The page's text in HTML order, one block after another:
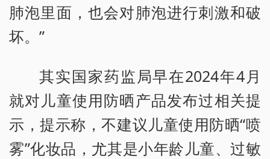
肺泡里面，也会对肺泡进行刺激和破
坏。”
其实国家药监局早在2024年4月
就对儿童使用防晒产品发布过相关提
示，提示称，不建议儿童使用防晒“喷
雾”化妆品，尤其是小年龄儿童、过敏